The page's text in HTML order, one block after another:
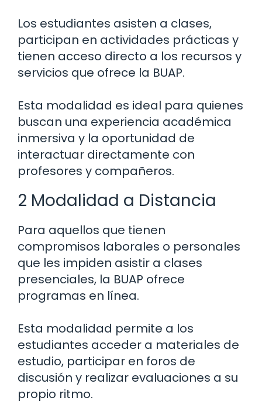
Los estudiantes asisten a clases,
participan en actividades prácticas y
tienen acceso directo a los recursos y
servicios que ofrece la BUAP.
Esta modalidad es ideal para quienes
buscan una experiencia académica
inmersiva y la oportunidad de
interactuar directamente con
profesores y compañeros.
2 Modalidad a Distancia
Para aquellos que tienen
compromisos laborales o personales
que les impiden asistir a clases
presenciales, la BUAP ofrece
programas en línea.
Esta modalidad permite a los
estudiantes acceder a materiales de
estudio, participar en foros de
discusión y realizar evaluaciones a su
propio ritmo.